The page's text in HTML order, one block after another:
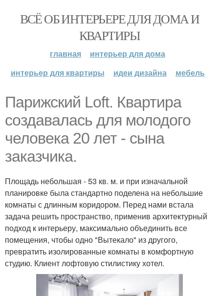
ВСЁ ОБ ИНТЕРЬЕРЕ ДЛЯ ДОМА И
КВАРТИРЫ
главная
интерьер для дома
интерьер для квартиры
идеи дизайна мебель
Парижский Loft. Квартира
создавалась для молодого
человека 20 лет - сына
заказчика.
Площадь небольшая - 53 кв. м. и при изначальной
планировке была стандартно поделена на небольшие
комнаты с длинным коридором. Перед нами встала
задача решить пространство, применив архитектурный
подход к интерьеру, максимально объединить все
помещения, чтобы одно "Вытекало" из другого,
превратить изолированные комнаты в комфортную
студию. Клиент лофтовую стилистику хотел.